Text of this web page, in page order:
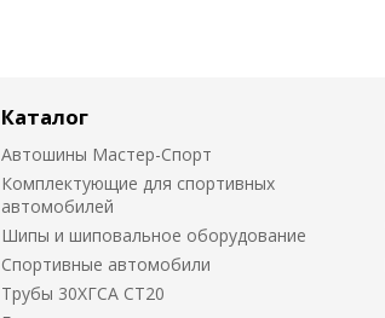
Каталог
Автошины Мастер-Спорт
Комплектующие для спортивных
автомобилей
Шипы и шиповальное оборудование
Cпортивные автомобили
Трубы 30ХГСА СТ20